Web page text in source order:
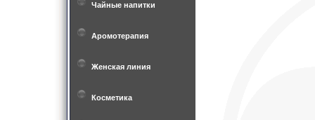
Чайные напитки
Аромотерапия
Женская линия
Косметика